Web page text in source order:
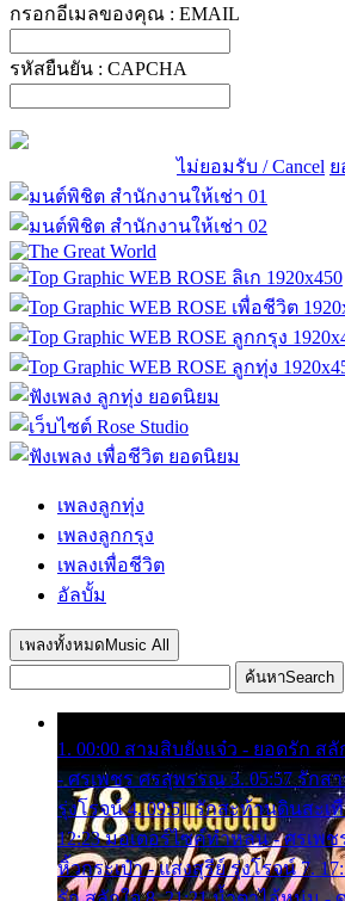
กรอกอีเมลของคุณ : EMAIL
รหัสยืนยัน : CAPCHA
ไม่ยอมรับ / Cancel ย
เพลงลูกทุ่ง
เพลงลูกกรุง
เพลงเพื่อชีวิต
อัลบั้ม
เพลงทั้งหมด Music All
ค้นหาSearch
1. 00:00 สามสิบยังแจ๋ว - ยอดรัก สลั
- ศรเพชร ศรสุพรรณ 3. 05:57 รักส
รุ่งโรจน์ 4. 09:51 รักสะท้านดินสะเ
12:23 มอเตอร์ไซค์ทำหล่น - ศรเพ
หิ้วกระเป๋า - แสงสุรีย์ รุ่งโรจน์ 7.